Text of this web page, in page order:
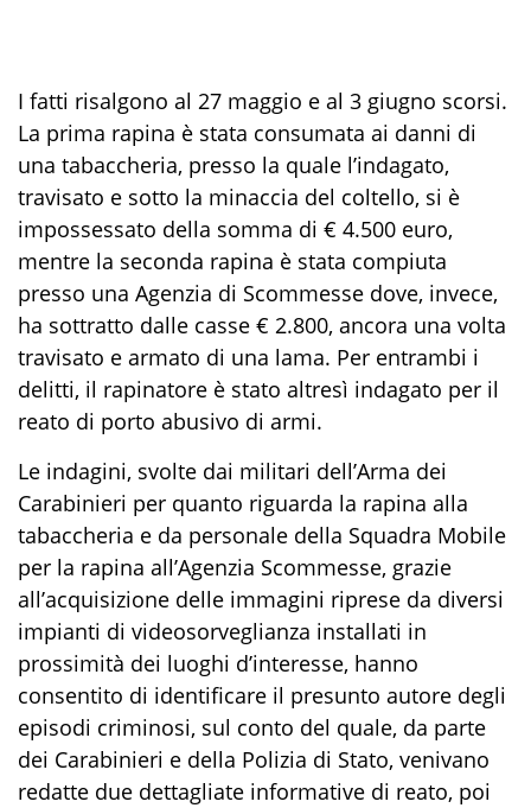
I fatti risalgono al 27 maggio e al 3 giugno scorsi.
La prima rapina è stata consumata ai danni di
una tabaccheria, presso la quale l’indagato,
travisato e sotto la minaccia del coltello, si è
impossessato della somma di € 4.500 euro,
mentre la seconda rapina è stata compiuta
presso una Agenzia di Scommesse dove, invece,
ha sottratto dalle casse € 2.800, ancora una volta
travisato e armato di una lama. Per entrambi i
delitti, il rapinatore è stato altresì indagato per il
reato di porto abusivo di armi.
Le indagini, svolte dai militari dell’Arma dei
Carabinieri per quanto riguarda la rapina alla
tabaccheria e da personale della Squadra Mobile
per la rapina all’Agenzia Scommesse, grazie
all’acquisizione delle immagini riprese da diversi
impianti di videosorveglianza installati in
prossimità dei luoghi d’interesse, hanno
consentito di identificare il presunto autore degli
episodi criminosi, sul conto del quale, da parte
dei Carabinieri e della Polizia di Stato, venivano
redatte due dettagliate informative di reato, poi